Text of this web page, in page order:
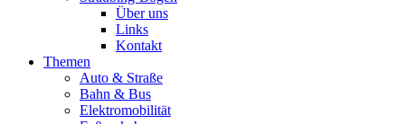
Über uns
Links
Kontakt
Themen
Auto & Straße
Bahn & Bus
Elektromobilität